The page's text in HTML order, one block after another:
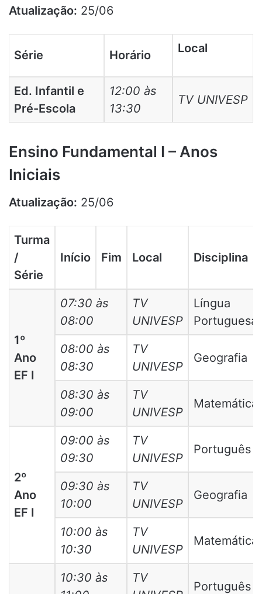
Atualização: 25/06
Série Horário Local
Ed. Infantil e
Pré-Escola
12:00 às
13:30
TV UNIVESP
Ensino Fundamental I – Anos
Iniciais
Atualização: 25/06
Turma
/
Série
Início Fim Local Disciplina
1º
Ano
EF I
07:30 às
08:00
TV
UNIVESP
Língua
Portuguesa
08:00 às
08:30
TV
UNIVESP
Geografia
08:30 às
09:00
TV
UNIVESP
Matemática
2º
Ano
EF I
09:00 às
09:30
TV
UNIVESP
Português
09:30 às
10:00
TV
UNIVESP
Geografia
10:00 às
10:30
TV
UNIVESP
Matemática
10:30 às
TV
Português